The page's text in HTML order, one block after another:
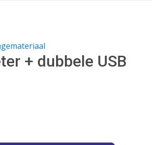
+ dubbele USB